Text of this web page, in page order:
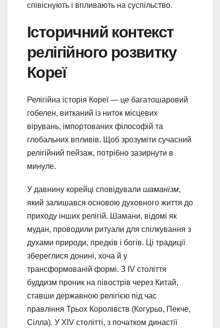
співіснують і впливають на суспільство.
Історичний контекст
релігійного розвитку
Кореї
Релігійна історія Кореї — це багатошаровий
гобелен, витканий із ниток місцевих
вірувань, імпортованих філософій та
глобальних впливів. Щоб зрозуміти сучасний
релігійний пейзаж, потрібно зазирнути в
минуле.
У давнину корейці сповідували шаманізм,
який залишався основою духовного життя до
приходу інших релігій. Шамани, відомі як
мудан, проводили ритуали для спілкування з
духами природи, предків і богів. Ці традиції
збереглися донині, хоча й у
трансформованій формі. З IV століття
буддизм проник на півострів через Китай,
ставши державною релігією під час
правління Трьох Королівств (Когурьо, Пекче,
Сілла). У XIV столітті, з початком династії